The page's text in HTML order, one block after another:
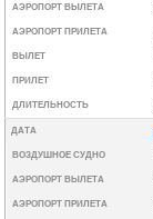
АЭРОПОРТ ВЫЛЕТА
АЭРОПОРТ ПРИЛЕТА
ВЫЛЕТ
ПРИЛЕТ
ДЛИТЕЛЬНОСТЬ
ДАТА
ВОЗДУШНОЕ СУДНО
АЭРОПОРТ ВЫЛЕТА
АЭРОПОРТ ПРИЛЕТА